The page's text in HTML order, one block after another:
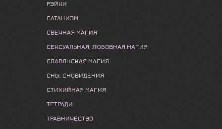
РЭЙКИ
САТАНИЗМ
СВЕЧНАЯ МАГИЯ
СЕКСУАЛЬНАЯ, ЛЮБОВНАЯ МАГИЯ
СЛАВЯНСКАЯ МАГИЯ
СНЫ, СНОВИДЕНИЯ
СТИХИЙНАЯ МАГИЯ
ТЕТРАДИ
ТРАВНИЧЕСТВО